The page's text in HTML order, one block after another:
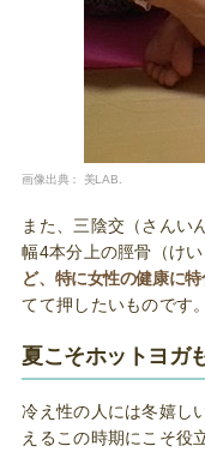
画像出典： 美LAB.
また、三陰交（さんい
幅4本分上の脛骨（けい
ど、特に女性の健康に
てて押したいものです。
夏こそホットヨガ
冷え性の人には冬嬉し
えるこの時期にこそ役